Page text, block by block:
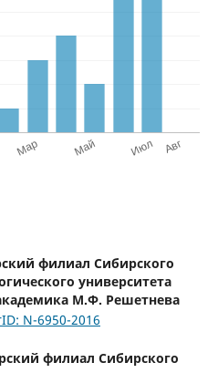
филиал Сибирского
университета
М.Ф. Решетнева
N-6950-2016
филиал Сибирского